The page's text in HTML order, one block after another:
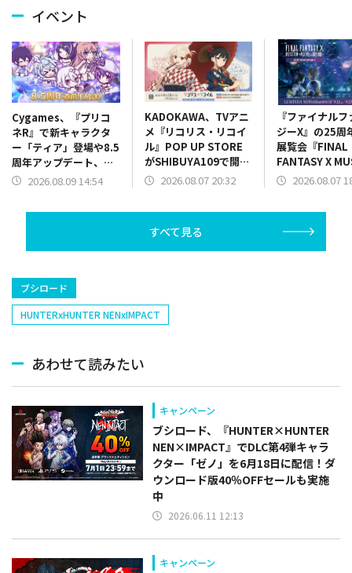
イベント
Cygames、『プリコ
ネR』で新キャラクタ
ー「ティア」登場や8.5
周年アップデート、コ
ラボ情報を8.5 周年直
2026.08.09 14:54
KADOKAWA、TVアニ
メ『リコリス・リコイ
ル』POP UP STORE
がSHIBUYA109で開催
決定2026.08.07 20:32
『ファイナル
ジーX』の25周
展覧会『FINAL
FANTASY X
幻光の記憶-』
2026.08.07
すべて見る
ブシロード
HUNTERxHUNTER NENxIMPACT
あわせて読みたい
キャンペーン
ブシロード、『HUNTER×HUNTER
NEN×IMPACT』でDLC第4弾キャラ
クター「ゼノ」を6月18日に配信！ダ
ウンロード版40％OFFセールも実施
中
2026.06.11 12:13
キャンペーン